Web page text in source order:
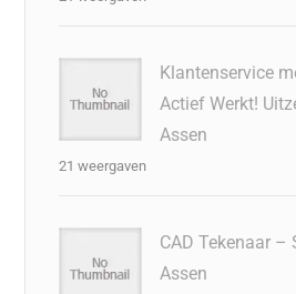
Klantenservice
Actief Werkt!
Assen
21 weergaven
CAD Tekenaar –
Assen